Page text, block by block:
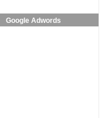
Google Adwords